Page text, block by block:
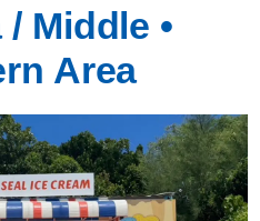
Middle •
Area